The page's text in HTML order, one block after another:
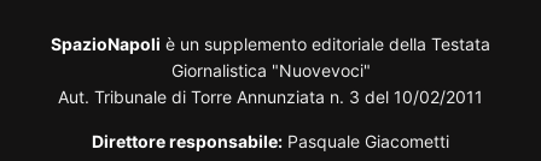
SpazioNapoli è un supplemento editoriale della Testata
Giornalistica "Nuovevoci"
Aut. Tribunale di Torre Annunziata n. 3 del 10/02/2011
Direttore responsabile: Pasquale Giacometti